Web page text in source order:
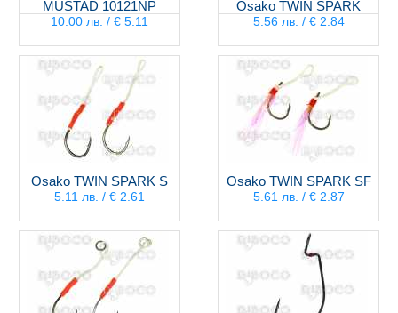
MUSTAD 10121NP
10.00 лв. / € 5.11
Osako TWIN SPARK
5.56 лв. / € 2.84
Osako TWIN SPARK S
5.11 лв. / € 2.61
Osako TWIN SPARK SF
5.61 лв. / € 2.87